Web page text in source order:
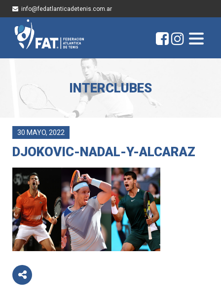
info@fedatlanticadetenis.com.ar
INTERCLUBES
30 MAYO, 2022
DJOKOVIC-NADAL-Y-ALCARAZ